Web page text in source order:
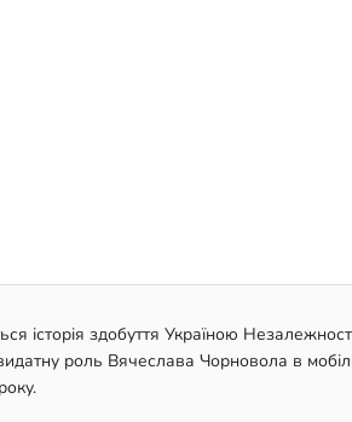
історія здобуття Україною
роль Вячеслава Чорновола в